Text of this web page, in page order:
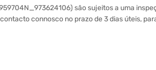
são sujeitos a uma
connosco no prazo de 3 dias úteis,